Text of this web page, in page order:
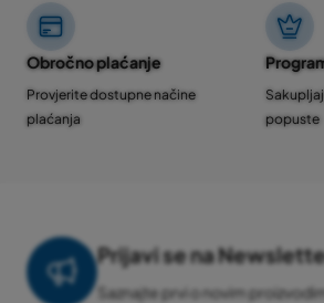
Obročno plaćanje
Provjerite dostupne načine
plaćanja
popuste
Prijavi se na
Saznajte prvi o novim